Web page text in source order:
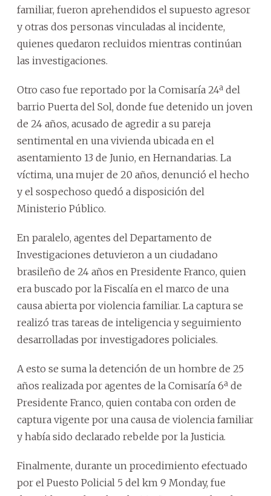
familiar, fueron aprehendidos el supuesto agresor
y otras dos personas vinculadas al incidente,
quienes quedaron recluidos mientras continúan
las investigaciones.
Otro caso fue reportado por la Comisaría 24ª del
barrio Puerta del Sol, donde fue detenido un joven
de 24 años, acusado de agredir a su pareja
sentimental en una vivienda ubicada en el
asentamiento 13 de Junio, en Hernandarias. La
víctima, una mujer de 20 años, denunció el hecho
y el sospechoso quedó a disposición del
Ministerio Público.
En paralelo, agentes del Departamento de
Investigaciones detuvieron a un ciudadano
brasileño de 24 años en Presidente Franco, quien
era buscado por la Fiscalía en el marco de una
causa abierta por violencia familiar. La captura se
realizó tras tareas de inteligencia y seguimiento
desarrolladas por investigadores policiales.
A esto se suma la detención de un hombre de 25
años realizada por agentes de la Comisaría 6ª de
Presidente Franco, quien contaba con orden de
captura vigente por una causa de violencia familiar
y había sido declarado rebelde por la Justicia.
Finalmente, durante un procedimiento efectuado
por el Puesto Policial 5 del km 9 Monday, fue